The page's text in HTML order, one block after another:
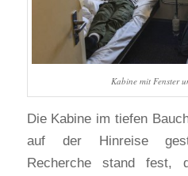
Kabine mit Fenster
Die Kabine im tiefen
auf der Hinreise
Recherche stand fest,